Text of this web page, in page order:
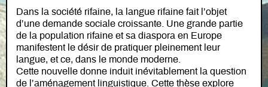
Dans la société rifaine, la langue rifaine fait l’objet
d’une demande sociale croissante. Une grande partie
de la population rifaine et sa diaspora en Europe
manifestent le désir de pratiquer pleinement leur
langue, et ce, dans le monde moderne.
Cette nouvelle donne induit inévitablement la question
de l’aménagement linguistique. Cette thèse explore